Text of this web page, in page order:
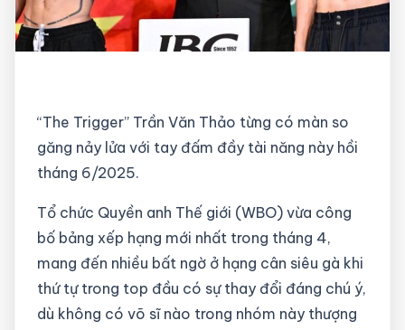
“The Trigger” Trần Văn Thảo từng có màn so
găng nảy lửa với tay đấm đầy tài năng này hồi
tháng 6/2025.
Tổ chức Quyền anh Thế giới (WBO) vừa công
bố bảng xếp hạng mới nhất trong tháng 4,
mang đến nhiều bất ngờ ở hạng cân siêu gà khi
thứ tự trong top đầu có sự thay đổi đáng chú ý,
dù không có võ sĩ nào trong nhóm này thượng